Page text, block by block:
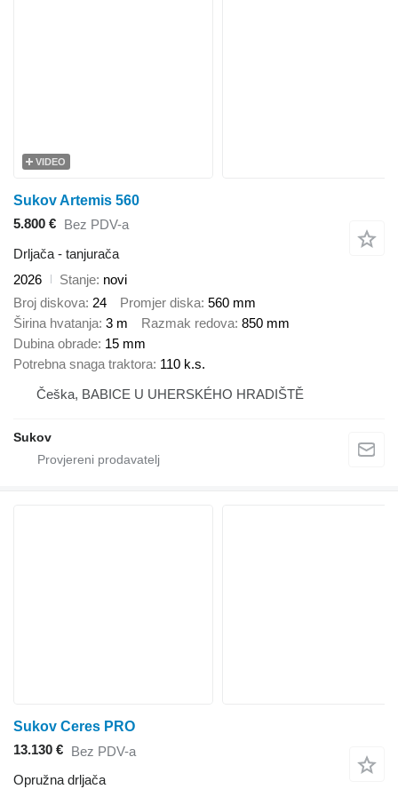
VIDEO
Sukov Artemis 560
5.800 € Bez PDV-a
Drljača - tanjurača
2026
Stanje novi
Broj diskova 24 Promjer diska 560 mm
Širina hvatanja 3 m Razmak redova 850 mm
Dubina obrade 15 mm
Potrebna snaga traktora 110 k.s.
Češka, BABICE U UHERSKÉHO HRADIŠTĚ
Sukov
Sukov Ceres PRO
13.130 € Bez PDV-a
Opružna drljača